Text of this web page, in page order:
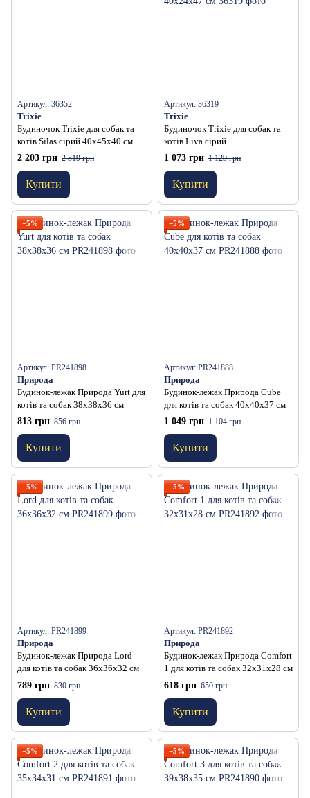
Артикул: 36352
Trixie
Будиночок Trixie для собак та
котів Silas сірий 40х45х40 см
2 203 грн 2 319 грн
Купити
Артикул: 36319
Trixie
Будиночок Trixie для собак та
котів Liva сірий
брудовідштовхуючий фетр
40х24х47 см
1 073 грн 1 129 грн
Купити
−5%
Артикул: PR241898
Природа
Будинок-лежак Природа Yurt для
котів та собак 38х38х36 см
813 грн 856 грн
Купити
−5%
Артикул: PR241888
Природа
Будинок-лежак Природа Cube
для котів та собак 40х40х37 см
1 049 грн 1 104 грн
Купити
−5%
Артикул: PR241899
Природа
Будинок-лежак Природа Lord
для котів та собак 36х36х32 см
789 грн 830 грн
Купити
−5%
Артикул: PR241892
Природа
Будинок-лежак Природа Comfort
1 для котів та собак 32х31х28 см
618 грн 650 грн
Купити
−5% −5%